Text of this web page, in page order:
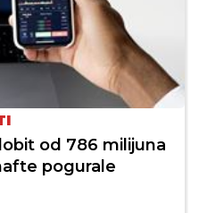
od 786 milijuna
pogurale